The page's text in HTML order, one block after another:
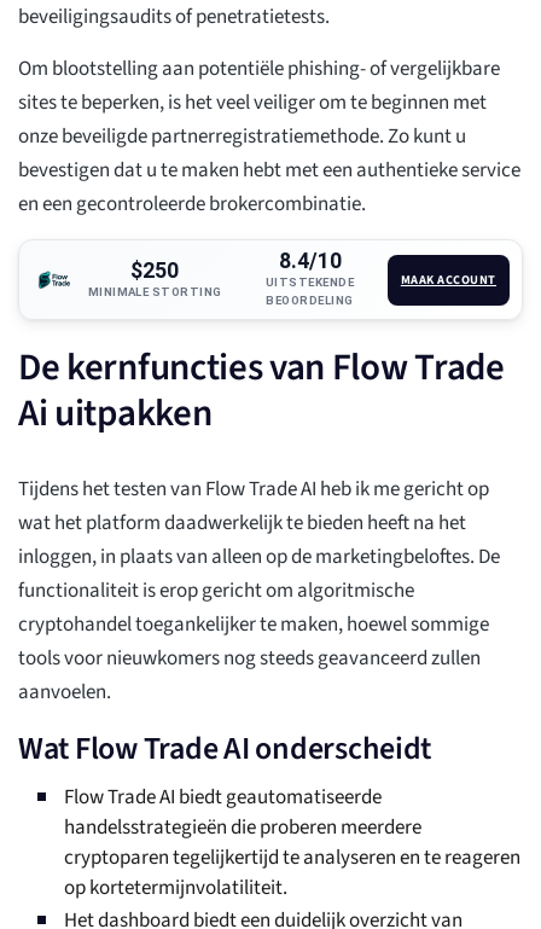
beveiligingsaudits of penetratietests.
Om blootstelling aan potentiële phishing- of vergelijkbare
sites te beperken, is het veel veiliger om te beginnen met
onze beveiligde partnerregistratiemethode. Zo kunt u
bevestigen dat u te maken hebt met een authentieke service
en een gecontroleerde brokercombinatie.
$250
MINIMALE STORTING
8.4/10
UITSTEKENDE
BEOORDELING
MAAK ACCOUNT
De kernfuncties van Flow Trade
Ai uitpakken
Tijdens het testen van Flow Trade AI heb ik me gericht op
wat het platform daadwerkelijk te bieden heeft na het
inloggen, in plaats van alleen op de marketingbeloftes. De
functionaliteit is erop gericht om algoritmische
cryptohandel toegankelijker te maken, hoewel sommige
tools voor nieuwkomers nog steeds geavanceerd zullen
aanvoelen.
Wat Flow Trade AI onderscheidt
Flow Trade AI biedt geautomatiseerde
handelsstrategieën die proberen meerdere
cryptoparen tegelijkertijd te analyseren en te reageren
op kortetermijnvolatiliteit.
Het dashboard biedt een duidelijk overzicht van